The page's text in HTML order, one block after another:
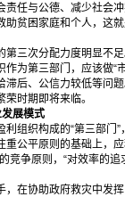
与公德、减少社会冲
贫困家庭和个人，这
次分配力度明显不足
为第三部门，应该做
滞后、公信力较低等
时期即将来临。
展模式
织构成的“第三部门”
重公平原则的基础上，
竞争原则，“对效率的
协助政府救灾中发挥